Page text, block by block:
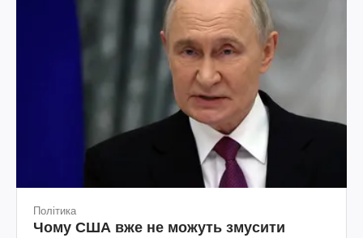
Політика
Чому США вже не можуть змусити